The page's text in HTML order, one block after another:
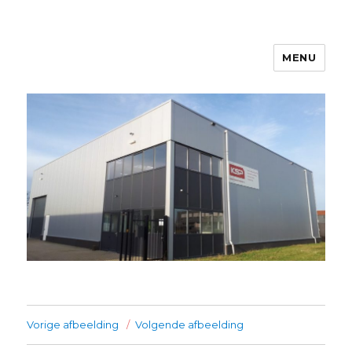
MENU
Vorige afbeelding Volgende afbeelding